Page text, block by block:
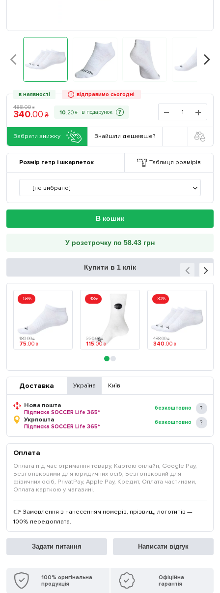
в наявності відправимо сьогодні
488.00 ₴
340.00 ₴ 10.20 ₴ ?
Забрати знижку Знайшли дешевше?
Розмір гетр і шкарпеток Таблиця розмірів
[не вибрано]
В кошик
У розстрочку по 58.43 грн
Купити в 1 клік
-58%
180.00 ₴
75 00 ₴
-48%
220.00 ₴
115 .00 ₴
-30%
488.00 ₴
340 00 ₴
Доставка Україна Київ
Нова пошта
Підписка SOCCER Life 365*
безкоштовно
Укрпошта
Підписка SOCCER Life 365*
безкоштовно
Оплата
Оплата під час отримання товару, Картою онлайн, Google Pay,
Безготівковими для юридичних осіб, Безготівковий для
фізичних осіб, PrivatPay, Apple Pay, Кредит, Оплата частинами,
Оплата карткою у магазині.
👉 Замовлення з нанесенням номерів, прізвищ, логотипів —
100% передоплата.
Задати питання Написати відгук
100% оригінальна
продукція
Офіційна
гарантія